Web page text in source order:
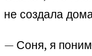
не создала
— Соня, я